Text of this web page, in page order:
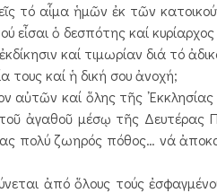
τό αἷμα ἡμῶν ἐκ τῶν
εἶσαι ὁ δεσπότης καί
καί τιμωρίαν διά τό
τους καί ἡ δική σου ἀνοχή;
καί ὅλης τῆς
ἀγαθοῦ μέσῳ τῆς
πολύ ζωηρός πόθος… νά
ἀπό ὅλους τούς